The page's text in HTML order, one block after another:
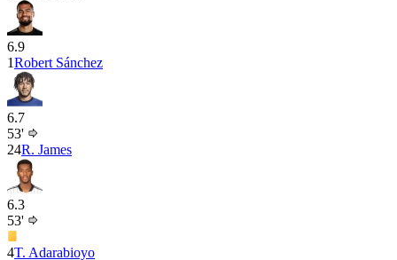
6.9
1Robert Sánchez
6.7
53'
24R. James
6.3
53'
4T. Adarabioyo